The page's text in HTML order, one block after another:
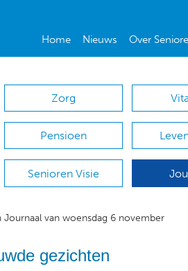
Home Nieuws Over
Zorg
Pensioen
Senioren Visie
Journaal van woensdag 6 november
gezichten